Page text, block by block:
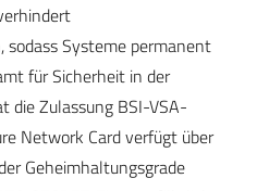
sodass Systeme permanent
für Sicherheit in der
die Zulassung BSI-VSA-
Network Card verfügt über
Geheimhaltungsgrade